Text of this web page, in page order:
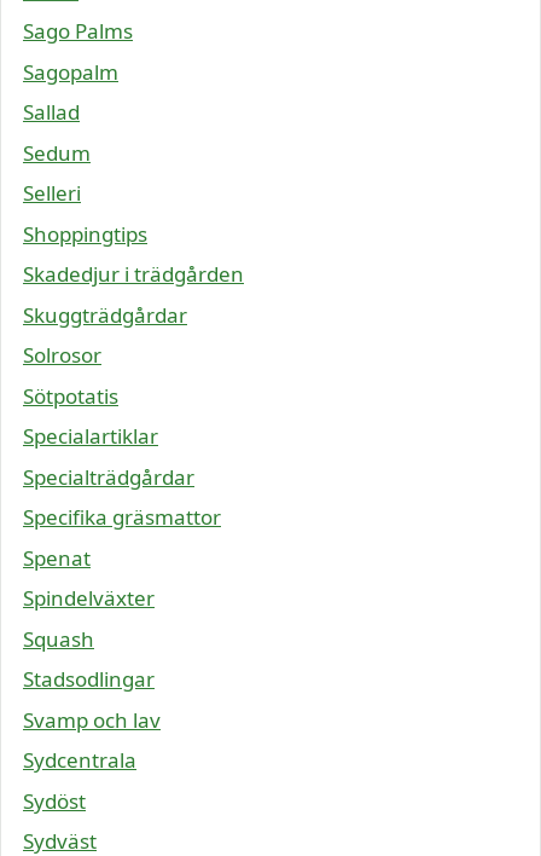
Sago Palms
Sagopalm
Sallad
Sedum
Selleri
Shoppingtips
Skadedjur i trädgården
Skuggträdgårdar
Solrosor
Sötpotatis
Specialartiklar
Specialträdgårdar
Specifika gräsmattor
Spenat
Spindelväxter
Squash
Stadsodlingar
Svamp och lav
Sydcentrala
Sydöst
Sydväst